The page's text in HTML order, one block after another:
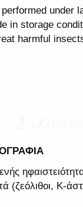
under
in storage
harmful
(ζεόλιθοι, Κ-